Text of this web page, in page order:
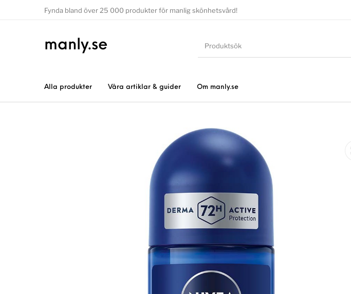
Fynda bland över 25 000 produkter för manlig skönhetsvård!
manly.se
Alla produkter Våra artiklar & guider Om manly.se